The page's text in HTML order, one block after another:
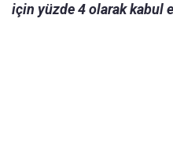
için yüzde 4 olarak kabul